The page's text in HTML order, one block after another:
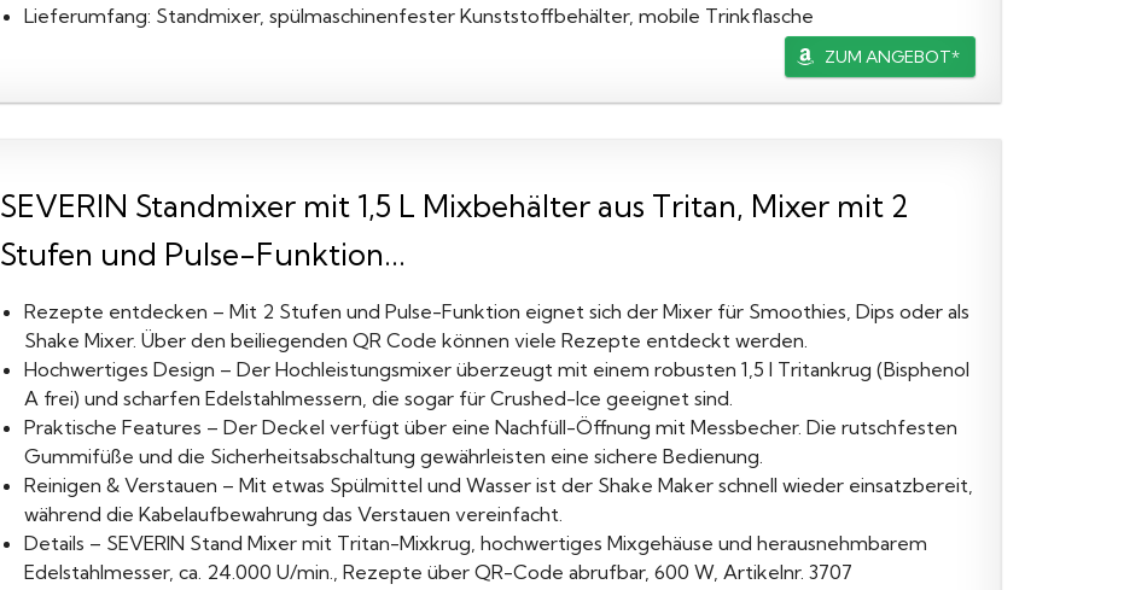
Lieferumfang: Standmixer, spülmaschinenfester Kunststoffbehälter, mobile Trinkflasche
ZUM ANGEBOT*
SEVERIN Standmixer mit 1,5 L Mixbehälter aus Tritan, Mixer mit 2
Stufen und Pulse-Funktion...
Rezepte entdecken – Mit 2 Stufen und Pulse-Funktion eignet sich der Mixer für Smoothies, Dips oder als
Shake Mixer. Über den beiliegenden QR Code können viele Rezepte entdeckt werden.
Hochwertiges Design – Der Hochleistungsmixer überzeugt mit einem robusten 1,5 l Tritankrug (Bisphenol
A frei) und scharfen Edelstahlmessern, die sogar für Crushed-Ice geeignet sind.
Praktische Features – Der Deckel verfügt über eine Nachfüll-Öffnung mit Messbecher. Die rutschfesten
Gummifüße und die Sicherheitsabschaltung gewährleisten eine sichere Bedienung.
Reinigen & Verstauen – Mit etwas Spülmittel und Wasser ist der Shake Maker schnell wieder einsatzbereit,
während die Kabelaufbewahrung das Verstauen vereinfacht.
Details – SEVERIN Stand Mixer mit Tritan-Mixkrug, hochwertiges Mixgehäuse und herausnehmbarem
Edelstahlmesser, ca. 24.000 U/min., Rezepte über QR-Code abrufbar, 600 W, Artikelnr. 3707